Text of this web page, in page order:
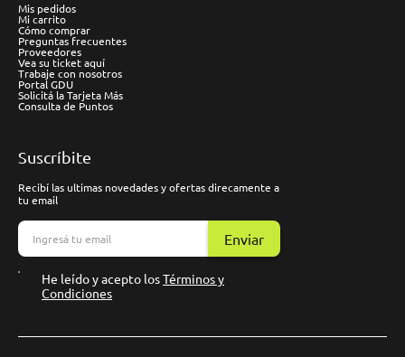
Mis pedidos
Mi carrito
Cómo comprar
Preguntas frecuentes
Proveedores
Vea su ticket aquí
Trabaje con nosotros
Portal GDU
Solicitá la Tarjeta Más
Consulta de Puntos
Suscríbite
Recibí las ultimas novedades y ofertas direcamente a
tu email
Enviar
He leído y acepto losTérminos y
Condiciones